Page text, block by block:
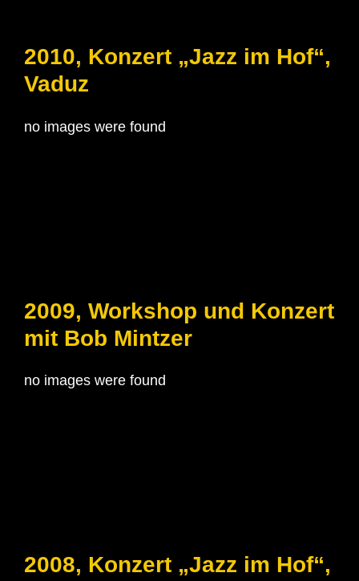
2010, Konzert „Jazz im Hof“,
Vaduz
no images were found
2009, Workshop und Konzert
mit Bob Mintzer
no images were found
2008, Konzert „Jazz im Hof“,